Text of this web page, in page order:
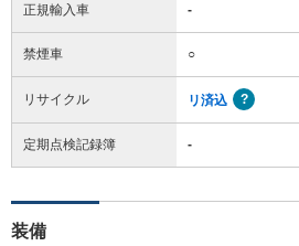
正規輸入車 -
禁煙車 ○
リサイクル リ済込
定期点検記録簿 -
装備